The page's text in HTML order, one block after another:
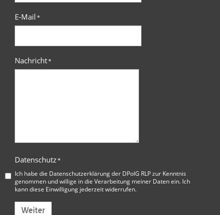
E-Mail*
Nachricht*
Datenschutz*
Ich habe die Datenschutzerklärung der DPolG RLPzur Kenntnis
genommen und willige in die Verarbeitung meiner Daten ein. Ich
kann diese Einwilligung jederzeit widerrufen.
Weiter